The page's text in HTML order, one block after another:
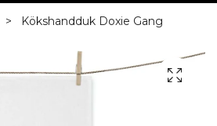
Kökshandduk Doxie Gang